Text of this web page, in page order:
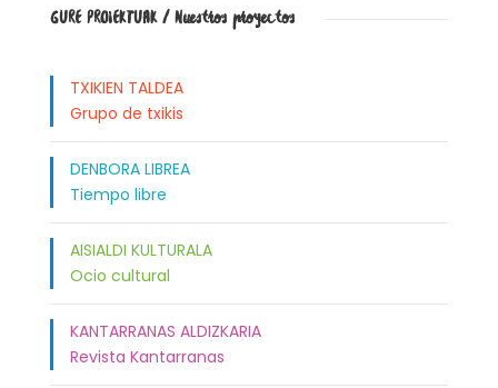
GURE PROIEKTUAK / Nuestros proyectos
TXIKIEN TALDEA
Grupo de txikis
DENBORA LIBREA
Tiempo libre
AISIALDI KULTURALA
Ocio cultural
KANTARRANAS ALDIZKARIA
Revista Kantarranas